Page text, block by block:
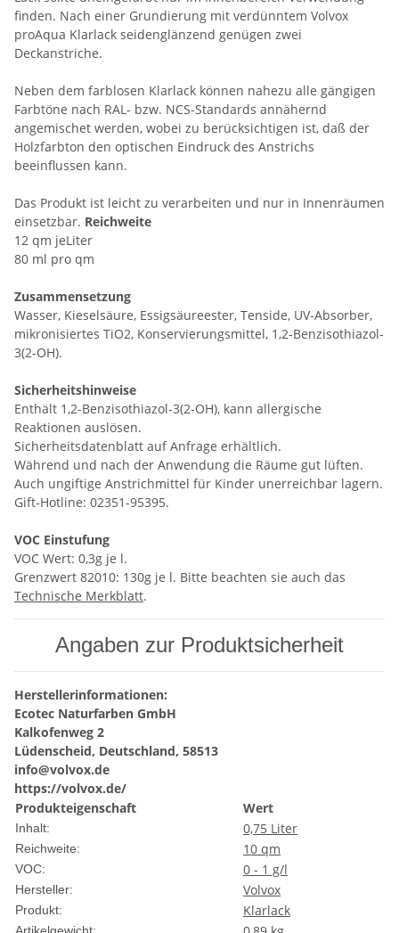
finden. Nach einer Grundierung mit verdünntem Volvox
proAqua Klarlack seidenglänzend genügen zwei
Deckanstriche.
Neben dem farblosen Klarlack können nahezu alle gängigen
Farbtöne nach RAL- bzw. NCS-Standards annähernd
angemischet werden, wobei zu berücksichtigen ist, daß der
Holzfarbton den optischen Eindruck des Anstrichs
beeinflussen kann.
Das Produkt ist leicht zu verarbeiten und nur in Innenräumen
einsetzbar. Reichweite
12 qm jeLiter
80 ml pro qm
Zusammensetzung
Wasser, Kieselsäure, Essigsäureester, Tenside, UV-Absorber,
mikronisiertes TiO2, Konservierungsmittel, 1,2-Benzisothiazol-
3(2-OH).
Sicherheitshinweise
Enthält 1,2-Benzisothiazol-3(2-OH), kann allergische
Reaktionen auslösen.
Sicherheitsdatenblatt auf Anfrage erhältlich.
Während und nach der Anwendung die Räume gut lüften.
Auch ungiftige Anstrichmittel für Kinder unerreichbar lagern.
Gift-Hotline: 02351-95395.
VOC Einstufung
VOC Wert: 0,3g je l.
Grenzwert 82010: 130g je l. Bitte beachten sie auch das
Technische Merkblatt.
Angaben zur Produktsicherheit
Herstellerinformationen:
Ecotec Naturfarben GmbH
Kalkofenweg 2
Lüdenscheid, Deutschland, 58513
info@volvox.de
https://volvox.de/
Produkteigenschaft
Wert
Inhalt: 0,75 Liter
Reichweite: 10 qm
VOC: 0 - 1 g/l
Hersteller: Volvox
Produkt: Klarlack